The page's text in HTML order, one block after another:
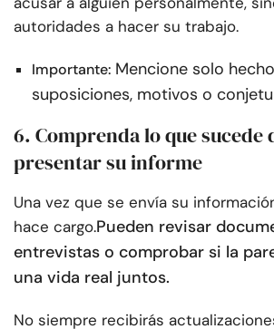
autoridades a hacer su trabajo.
Importante: Mencione solo
suposiciones, motivos o
6. Comprenda lo que sucede
presentar su informe
Una vez que se envía su
hace cargo.Pueden revisar
entrevistas o comprobar si la
una vida real juntos.
No siempre recibirás